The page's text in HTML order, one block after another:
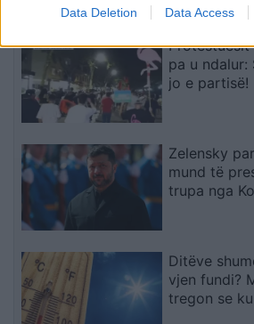
Data Deletion Data Access
Protestuesit
pa u ndalur:
jo e partisë!
Zelensky
mund të
trupa nga
Ditëve
vjen fundi?
tregon se